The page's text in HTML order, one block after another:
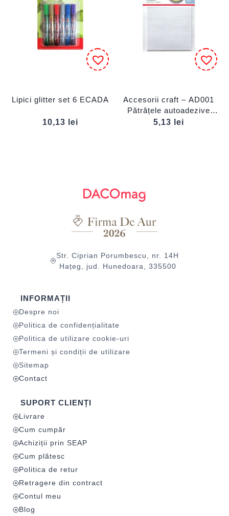
Lipici glitter set 6 ECADA
10,13 lei
Accesorii craft – AD001
Pătrățele autoadezive
DACO
5,13 lei
Str. Ciprian Porumbescu, nr. 14H
Hațeg, jud. Hunedoara, 335500
INFORMAȚII
Despre noi
Politica de confidențialitate
Politica de utilizare cookie-uri
Termeni și condiții de utilizare
Sitemap
Contact
SUPORT CLIENȚI
Livrare
Cum cumpăr
Achiziții prin SEAP
Cum plătesc
Politica de retur
Retragere din contract
Contul meu
Blog